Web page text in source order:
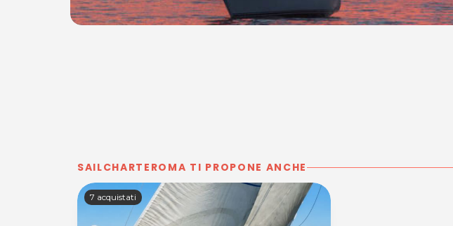
SAILCHARTEROMA TI PROPONE ANCHE
7 acquistati